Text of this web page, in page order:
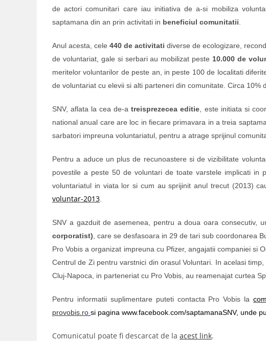
de actori comunitari care iau initiativa de a-si mobiliza
saptamana din an prin activitati in beneficiul comunitatii
Anul acesta, cele440 de activitati diverse de ecologizare,
de voluntariat, gale si serbari au mobilizat peste 10.000 de
meritelor voluntarilor de peste an, in peste 100 de localitati
de voluntariat cu elevii si alti parteneri din comunitate. Circa 10%
SNV, aflata la cea de-atreisprezecea editie , este initiata si
national anual care are loc in fiecare primavara in a treia
sarbatori impreuna voluntariatul, pentru a atrage sprijinul
Pentru a aduce un plus de recunoastere si de vizibilitate
povestile a peste 50 de voluntari de toate varstele implicati
voluntariatul in viata lor si cum au sprijinit anul trecut (2013)
voluntar-2013
SNV a gazduit de asemenea, pentru a doua oara consecutiv,
corporatist) , care se desfasoara in 29 de tari sub coordonarea
Pro Vobis a organizat impreuna cu Pfizer, angajatii companiei si
Centrul de Zi pentru varstnici din orasul Voluntari. In acelasi
Cluj-Napoca, in parteneriat cu Pro Vobis, au reamenajat curtea
Pentru informatii suplimentare puteti contacta Pro Vobis la
provobis.ro si pagina www.facebook.com/saptamanaSNV, unde
Comunicatul poate fi descarcat de la acest link.